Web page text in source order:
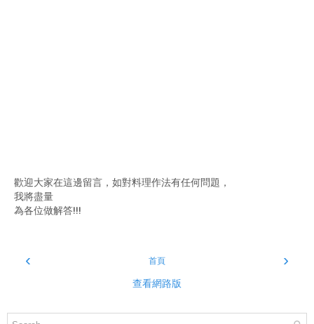
歡迎大家在這邊留言，如對料理作法有任何問題，
我將盡量
為各位做解答!!!
‹ ›
首頁
查看網路版